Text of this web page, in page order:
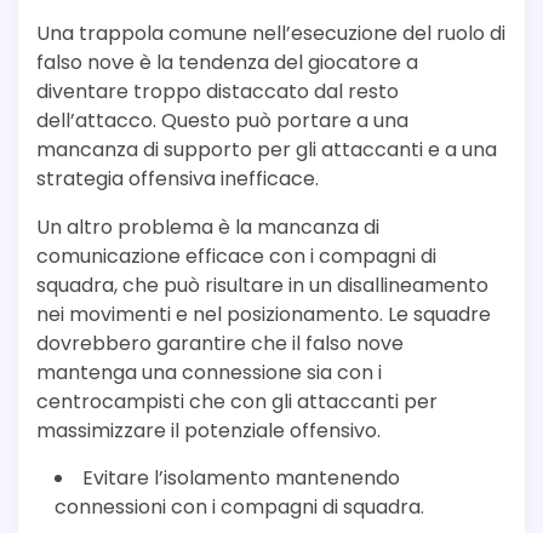
Una trappola comune nell’esecuzione del ruolo di
falso nove è la tendenza del giocatore a
diventare troppo distaccato dal resto
dell’attacco. Questo può portare a una
mancanza di supporto per gli attaccanti e a una
strategia offensiva inefficace.
Un altro problema è la mancanza di
comunicazione efficace con i compagni di
squadra, che può risultare in un disallineamento
nei movimenti e nel posizionamento. Le squadre
dovrebbero garantire che il falso nove
mantenga una connessione sia con i
centrocampisti che con gli attaccanti per
massimizzare il potenziale offensivo.
Evitare l’isolamento mantenendo
connessioni con i compagni di squadra.